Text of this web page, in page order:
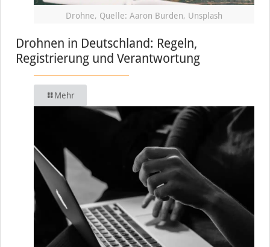
Drohne, Quelle: Aaron Burden, Unsplash
Drohnen in Deutschland: Regeln,
Registrierung und Verantwortung
Mehr